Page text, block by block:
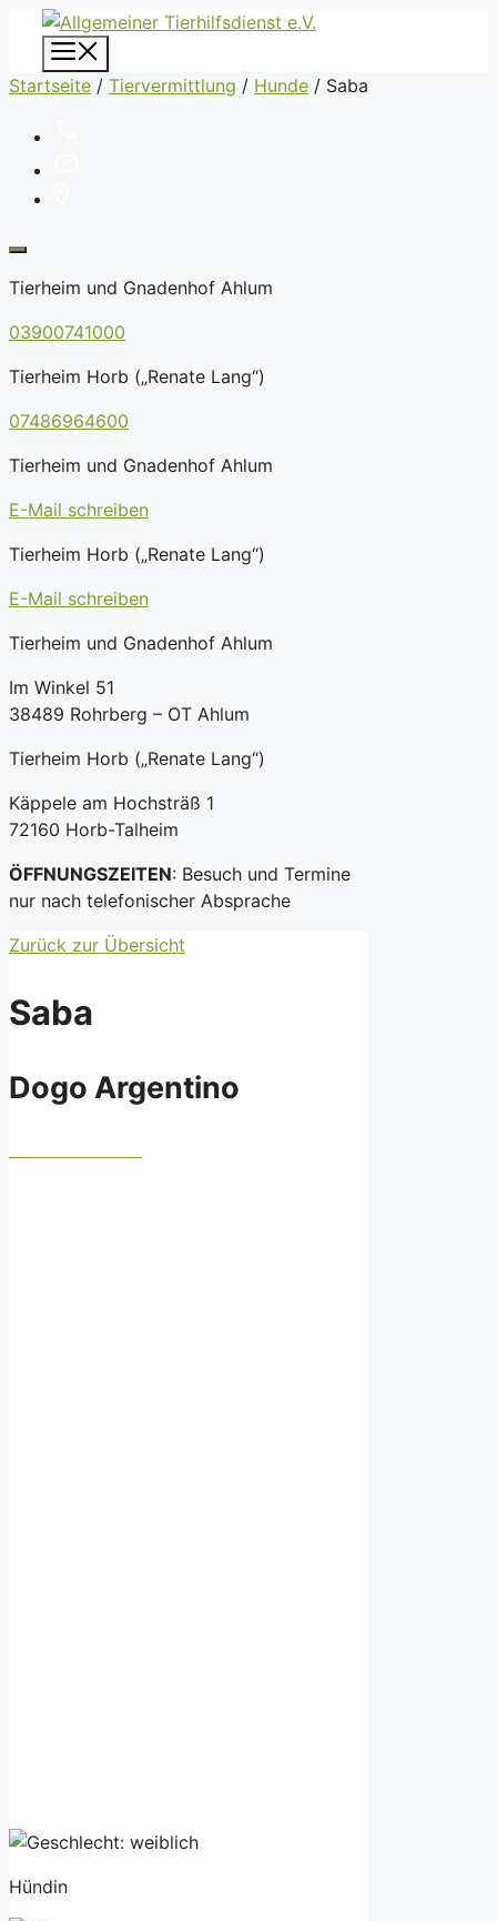
Zum
Inhalt
springen
Startseite / Tiervermittlung / Hunde / Saba
Tierheim und Gnadenhof Ahlum
03900741000
Tierheim Horb („Renate Lang“)
07486964600
Tierheim und Gnadenhof Ahlum
E-Mail schreiben
Tierheim Horb („Renate Lang“)
E-Mail schreiben
Tierheim und Gnadenhof Ahlum
Im Winkel 51
38489 Rohrberg – OT Ahlum
Tierheim Horb („Renate Lang“)
Käppele am Hochsträß 1
72160 Horb-Talheim
ÖFFNUNGSZEITEN: Besuch und Termine
nur nach telefonischer Absprache
Zurück zur Übersicht
Saba
Dogo Argentino
Hündin